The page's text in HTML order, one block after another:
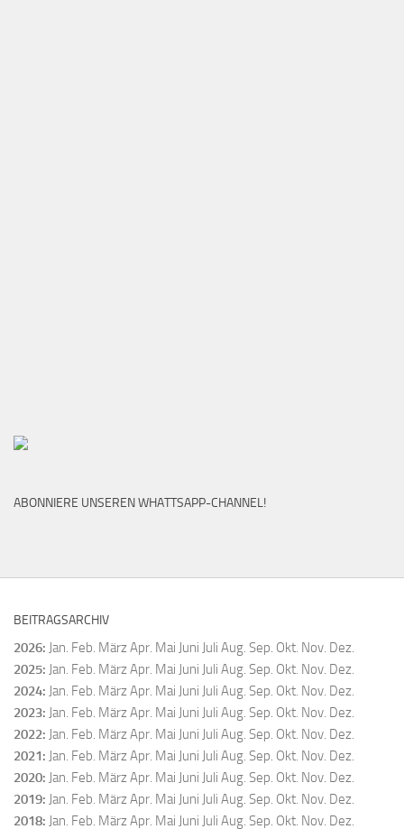
ABONNIERE UNSEREN WHATTSAPP-CHANNEL!
BEITRAGSARCHIV
2026: Jan. Feb. MärzApr. Mai Juni Juli Aug. Sep. Okt. Nov. Dez.
2025: Jan. Feb. MärzApr. Mai Juni Juli Aug. Sep. Okt. Nov. Dez.
2024: Jan. Feb. MärzApr. Mai Juni Juli Aug. Sep. Okt. Nov. Dez.
2023: Jan. Feb. MärzApr. Mai Juni Juli Aug. Sep. Okt. Nov. Dez.
2022: Jan. Feb. MärzApr. Mai Juni Juli Aug. Sep. Okt. Nov. Dez.
2021: Jan. Feb. MärzApr. Mai Juni Juli Aug. Sep. Okt. Nov. Dez.
2020: Jan. Feb. MärzApr. Mai Juni Juli Aug. Sep. Okt. Nov. Dez.
2019: Jan. Feb. MärzApr. Mai Juni Juli Aug. Sep. Okt. Nov. Dez.
2018: Jan. Feb. MärzApr. Mai Juni Juli Aug. Sep. Okt. Nov. Dez.